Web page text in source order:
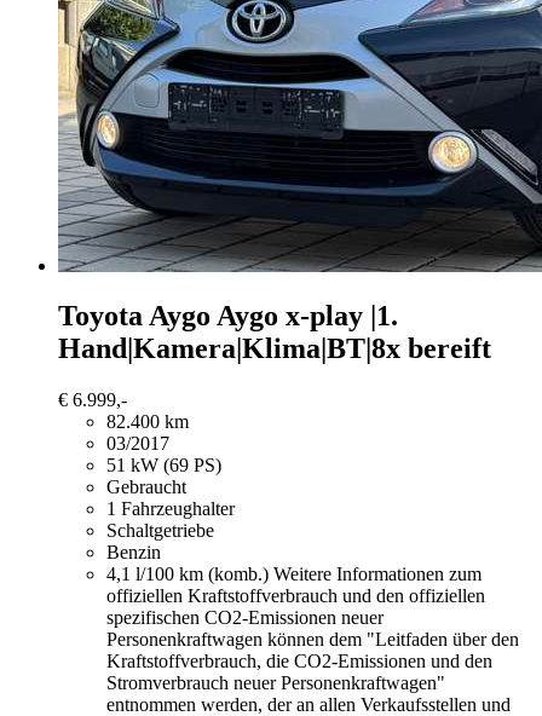
Toyota Aygo Aygo x-play |1.
Hand|Kamera|Klima|BT|8x bereift
€ 6.999,-
82.400 km
03/2017
51 kW (69 PS)
Gebraucht
1 Fahrzeughalter
Schaltgetriebe
Benzin
4,1 l/100 km (komb.) Weitere Informationen zum
offiziellen Kraftstoffverbrauch und den offiziellen
spezifischen CO2-Emissionen neuer
Personenkraftwagen können dem "Leitfaden über den
Kraftstoffverbrauch, die CO2-Emissionen und den
Stromverbrauch neuer Personenkraftwagen"
entnommen werden, der an allen Verkaufsstellen und